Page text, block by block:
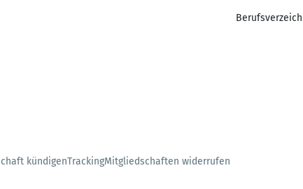
kündigenTrackingMitgliedschaften widerrufen